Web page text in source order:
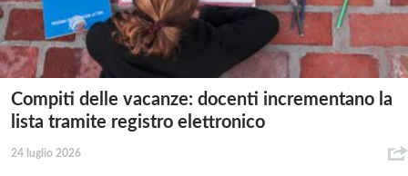
Compiti delle vacanze: docenti incrementano la
lista tramite registro elettronico
24 luglio 2026